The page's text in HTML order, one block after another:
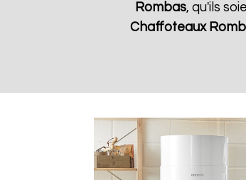
Rombas, qu'ils
Chaffoteaux